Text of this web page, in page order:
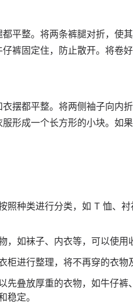
平整。将两条裤腿对折，使
裤固定住，防止散开。将卷
摆都平整。将两侧袖子向内
形成一个长方形的小块。如
照种类进行分类，如 T 恤、
，如袜子、内衣等，可以使用
柜进行整理，将不再穿的衣物
先叠放厚重的衣物，如牛仔
稳定。